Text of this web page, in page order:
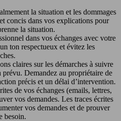
la situation et les dommages
concis dans vos explications pour
la situation.
dans vos échanges avec votre
ton respectueux et évitez les
claires sur les démarches à suivre
prévu. Demandez au propriétaire de
précis et un délai d’intervention.
de vos échanges (emails, lettres,
vos demandes. Les traces écrites
vos demandes et de prouver
besoin.